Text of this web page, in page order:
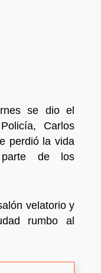
se dio el
Carlos
perdió la vida
de los
velatorio y
rumbo al